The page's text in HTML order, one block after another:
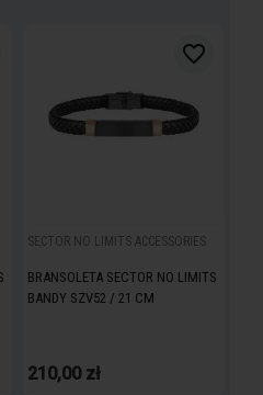
SECTOR NO LIMITS ACCESSORIES
BRANSOLETA SECTOR NO LIMITS
BANDY SZV52 / 21 CM
210,00 zł
favorite_border